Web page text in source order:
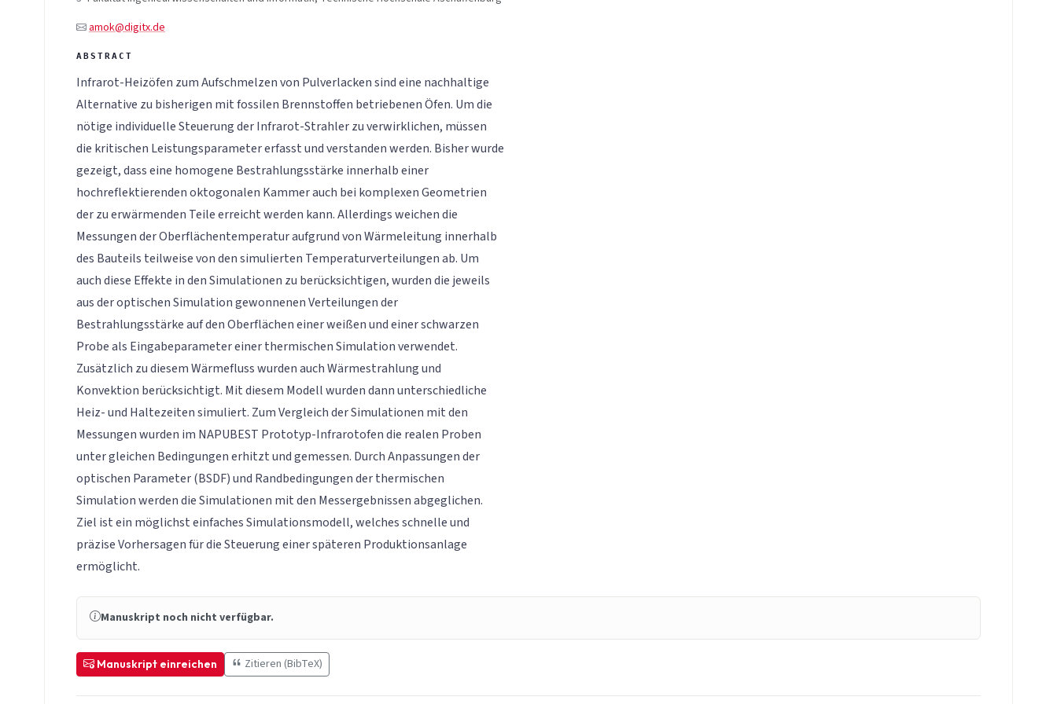
amok@digitx.de
Infrarot-Heizöfen zum Aufschmelzen von Pulverlacken sind eine nachhaltige
Alternative zu bisherigen mit fossilen Brennstoffen betriebenen Öfen. Um die
nötige individuelle Steuerung der Infrarot-Strahler zu verwirklichen, müssen
die kritischen Leistungsparameter erfasst und verstanden werden. Bisher wurde
gezeigt, dass eine homogene Bestrahlungsstärke innerhalb einer
hochreflektierenden oktogonalen Kammer auch bei komplexen Geometrien
der zu erwärmenden Teile erreicht werden kann. Allerdings weichen die
Messungen der Oberflächentemperatur aufgrund von Wärmeleitung innerhalb
des Bauteils teilweise von den simulierten Temperaturverteilungen ab. Um
auch diese Effekte in den Simulationen zu berücksichtigen, wurden die jeweils
aus der optischen Simulation gewonnenen Verteilungen der
Bestrahlungsstärke auf den Oberflächen einer weißen und einer schwarzen
Probe als Eingabeparameter einer thermischen Simulation verwendet.
Zusätzlich zu diesem Wärmefluss wurden auch Wärmestrahlung und
Konvektion berücksichtigt. Mit diesem Modell wurden dann unterschiedliche
Heiz- und Haltezeiten simuliert. Zum Vergleich der Simulationen mit den
Messungen wurden im NAPUBEST Prototyp-Infrarotofen die realen Proben
unter gleichen Bedingungen erhitzt und gemessen. Durch Anpassungen der
optischen Parameter (BSDF) und Randbedingungen der thermischen
Simulation werden die Simulationen mit den Messergebnissen abgeglichen.
Ziel ist ein möglichst einfaches Simulationsmodell, welches schnelle und
präzise Vorhersagen für die Steuerung einer späteren Produktionsanlage
ermöglicht.
Manuskript noch nicht verfügbar.
Manuskript einreichen Zitieren (BibTeX)